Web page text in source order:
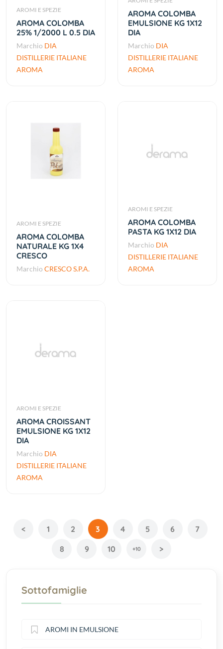
AROMI E SPEZIE
AROMA COLOMBA
25% 1/2000 L 0.5 DIA
Marchio DIA
DISTILLERIE ITALIANE
AROMA
AROMA COLOMBA
EMULSIONE KG 1X12
DIA
Marchio DIA
DISTILLERIE ITALIANE
AROMA
AROMI E SPEZIE
AROMA COLOMBA
NATURALE KG 1X4
CRESCO
Marchio CRESCO S.P.A.
AROMI E SPEZIE
AROMA COLOMBA
PASTA KG 1X12 DIA
Marchio DIA
DISTILLERIE ITALIANE
AROMA
AROMI E SPEZIE
AROMA CROISSANT
EMULSIONE KG 1X12
DIA
Marchio DIA
DISTILLERIE ITALIANE
AROMA
< 1 2 3 4 5 6
7
8
9 10 +10 >
Sottofamiglie
AROMI IN EMULSIONE